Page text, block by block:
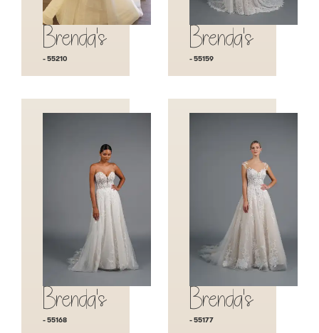
Brenda's
- 55210
Brenda's
- 55159
Brenda's
- 55168
Brenda's
- 55177